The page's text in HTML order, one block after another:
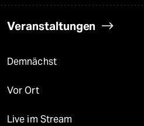
Veranstaltungen
Demnächst
Vor Ort
Live im Stream